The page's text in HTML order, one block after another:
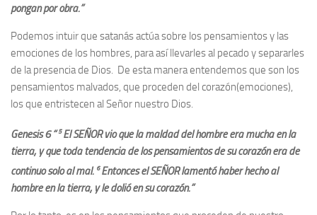
pongan por obra.”
Podemos intuir que satanás actúa sobre los pensamientos y las
emociones de los hombres, para así llevarles al pecado y separarles
de la presencia de Dios. De esta manera entendemos que son los
pensamientos malvados, que proceden del corazón(emociones),
los que entristecen al Señor nuestro Dios.
Genesis 6 “5El SEÑOR vio que la maldad del hombre era mucha en la
tierra, y que toda tendencia de los pensamientos de su corazón era de
continuo solo al mal. 6Entonces el SEÑOR lamentó haber hecho al
hombre en la tierra, y le dolió en su corazón.”